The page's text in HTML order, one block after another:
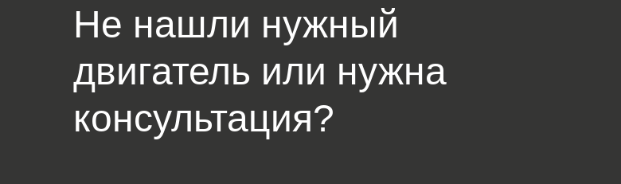
Не нашли нужный
двигатель или нужна
консультация?